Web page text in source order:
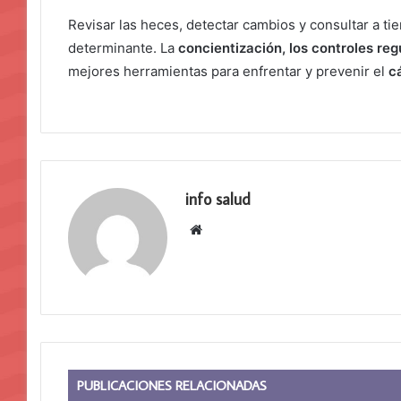
Revisar las heces, detectar cambios y consultar a
determinante. La concientización, los controles
mejores herramientas para enfrentar y prevenir el
info salud
Sitio
PUBLICACIONES RELACIONADAS